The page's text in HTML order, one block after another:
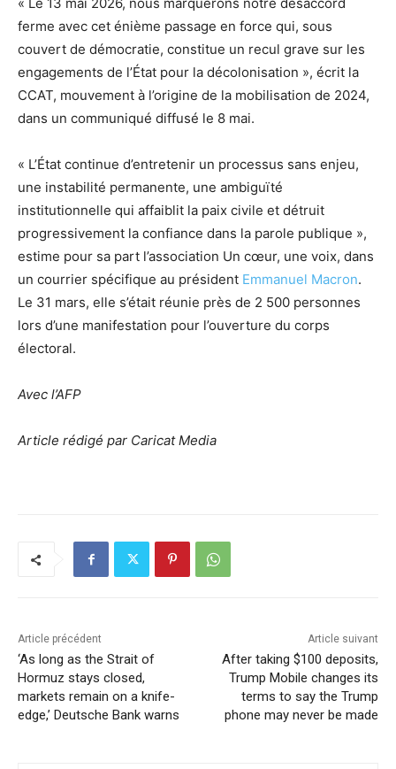
ferme avec cet énième passage en force qui, sous
couvert de démocratie, constitue un recul grave sur les
engagements de l’État pour la décolonisation », écrit la
CCAT, mouvement à l’origine de la mobilisation de 2024,
dans un communiqué diffusé le 8 mai.
« L’État continue d’entretenir un processus sans enjeu,
une instabilité permanente, une ambiguïté
institutionnelle qui affaiblit la paix civile et détruit
progressivement la confiance dans la parole publique »,
estime pour sa part l’association Un cœur, une voix, dans
un courrier spécifique au président Emmanuel Macron.
Le 31 mars, elle s’était réunie près de 2 500 personnes
lors d’une manifestation pour l’ouverture du corps
électoral.
Avec l’AFP
Article rédigé par Caricat Media
Article précédent
‘As long as the Strait of
Hormuz stays closed,
markets remain on a knife-
edge,’ Deutsche Bank warns
Article suivant
After taking $100 deposits,
Trump Mobile changes its
terms to say the Trump
phone may never be made